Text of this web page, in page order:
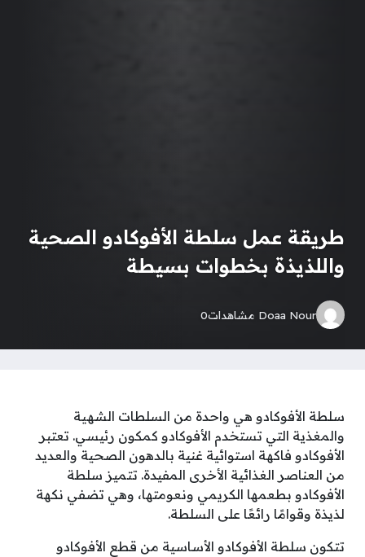
طريقة عمل سلطة الأفوكادو الصحية
واللذيذة بخطوات بسيطة
Doaa Nour مشاهدات0
سلطة الأفوكادو هي واحدة من السلطات الشهية
والمغذية التي تستخدم الأفوكادو كمكون رئيسي. تعتبر
الأفوكادو فاكهة استوائية غنية بالدهون الصحية والعديد
من العناصر الغذائية الأخرى المفيدة. تتميز سلطة
الأفوكادو بطعمها الكريمي ونعومتها، وهي تضفي نكهة
لذيذة وقوامًا رائعًا على السلطة.
تتكون سلطة الأفوكادو الأساسية من قطع الأفوكادو